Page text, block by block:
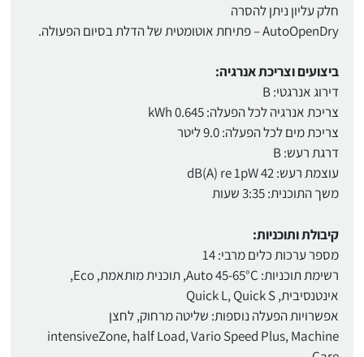
חלק עליון ניתן להסרה
AutoOpenDry – פתיחת אוטומטית של הדלת בסיום הפעולה.
ביצועים וצריכת אנרגיה:
דירוג אנרגטי: B
צריכת אנרגיה לכל הפעלה: 0.645 kWh
צריכת מים לכל הפעלה: 9.0 ליטר
דרגת רעש: B
עוצמת רעש: 42 dB(A) re 1pW
משך התוכנית: 3:35 שעות
קיבולת ותוכניות:
מספר ערכות כלים מרבי: 14
רשימת תוכניות: Auto 45-65°C, תוכנית מותאמת, Eco,
אינטנסיבית, Quick L, Quick S
אפשרויות הפעלה נוספות: שליטה מרחוק, לחצן
intensiveZone, half Load, Vario Speed Plus, Machine